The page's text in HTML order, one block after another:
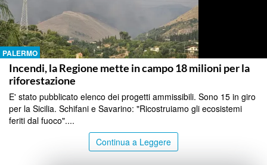
PALERMO
Incendi, la Regione mette in campo 18 milioni per la
riforestazione
E' stato pubblicato elenco dei progetti ammissibili. Sono 15 in giro
per la Sicilia. Schifani e Savarino: "Ricostruiamo gli ecosistemi
feriti dal fuoco"....
Continua a Leggere